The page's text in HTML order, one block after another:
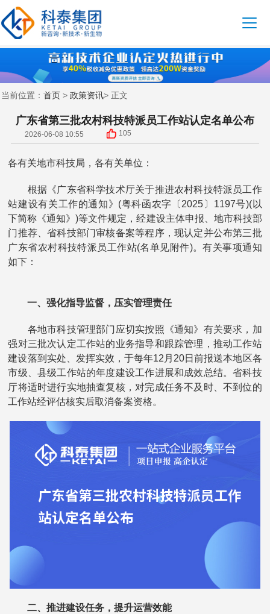
当前位置： 首页 > 政策资讯> 正文
广东省第三批农村科技特派员工作站认定名单公布
2026-06-08 10:55 105
各有关地市科技局，各有关单位：
根据《广东省科学技术厅关于推进农村科技特派员工作
站建设有关工作的通知》(粤科函农字〔2025〕1197号)(以
下简称《通知》)等文件规定，经建设主体申报、地市科技部
门推荐、省科技部门审核备案等程序，现认定并公布第三批
广东省农村科技特派员工作站(名单见附件)。有关事项通知
如下：
一、强化指导监督，压实管理责任
各地市科技管理部门应切实按照《通知》有关要求，加
强对三批次认定工作站的业务指导和跟踪管理，推动工作站
建设落到实处、发挥实效，于每年12月20日前报送本地区各
市级、县级工作站的年度建设工作进展和成效总结。省科技
厅将适时进行实地抽查复核，对完成任务不及时、不到位的
工作站经评估核实后取消备案资格。
二、推进建设任务，提升运营效能